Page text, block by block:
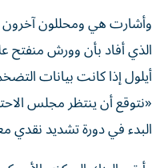
وأشارت ‌هي ومحللون آخرون
الذي أفاد بأن وورش منفتح
أيلول إذا كانت بيانات
«نتوقع أن ‌ينتظر مجلس
البدء في دورة تشديد ⁠نقدي